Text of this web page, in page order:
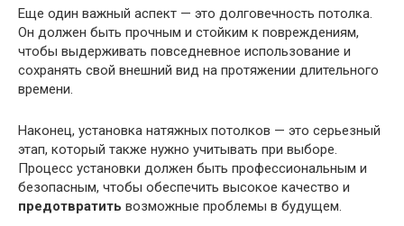
Еще один важный аспект — это долговечность потолка.
Он должен быть прочным и стойким к повреждениям,
чтобы выдерживать повседневное использование и
сохранять свой внешний вид на протяжении длительного
времени.
Наконец, установка натяжных потолков — это серьезный
этап, который также нужно учитывать при выборе.
Процесс установки должен быть профессиональным и
безопасным, чтобы обеспечить высокое качество и
предотвратить возможные проблемы в будущем.